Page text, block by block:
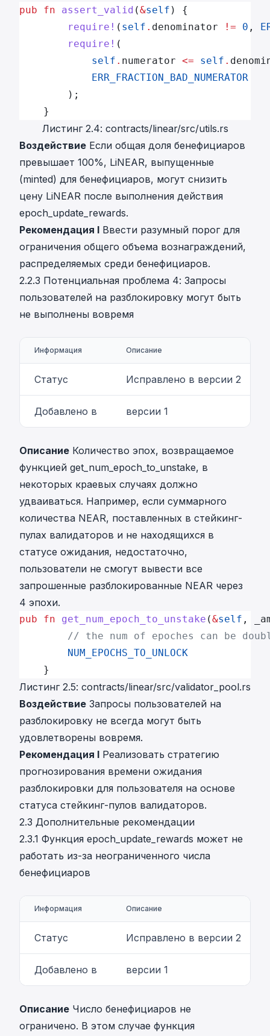
pub fn assert_valid (&self ) {
		require!
( self . denominator != 0 ,
		require!
(
			self
. numerator <= self .
			ERR_FRACTION_BAD_NUMERATOR
		);
	}
Листинг 2.4: contracts/linear/src/utils.rs
Воздействие Если общая доля бенефициаров
превышает 100%, LiNEAR, выпущенные
(minted) для бенефициаров, могут снизить
цену LiNEAR после выполнения действия
epoch_update_rewards.
Рекомендация I Ввести разумный порог для
ограничения общего объема вознаграждений,
распределяемых среди бенефициаров.
2.2.3 Потенциальная проблема 4: Запросы
пользователей на разблокировку могут быть
не выполнены вовремя
Информация Описание
Статус Исправлено в версии 2
Добавлено в версии 1
Описание Количество эпох, возвращаемое
функцией get_num_epoch_to_unstake, в
некоторых краевых случаях должно
удваиваться. Например, если суммарного
количества NEAR, поставленных в стейкинг-
пулах валидаторов и не находящихся в
статусе ожидания, недостаточно,
пользователи не смогут вывести все
запрошенные разблокированные NEAR через
4 эпохи.
pub fn get_num_epoch_to_unstake (&self ,
// the num of epoches can be
		NUM_EPOCHS_TO_UNLOCK
	}
Листинг 2.5: contracts/linear/src/validator_pool.rs
Воздействие Запросы пользователей на
разблокировку не всегда могут быть
удовлетворены вовремя.
Рекомендация I Реализовать стратегию
прогнозирования времени ожидания
разблокировки для пользователя на основе
статуса стейкинг-пулов валидаторов.
2.3 Дополнительные рекомендации
2.3.1 Функция epoch_update_rewards может не
работать из-за неограниченного числа
бенефициаров
Информация Описание
Статус Исправлено в версии 2
Добавлено в версии 1
Описание Число бенефициаров не
ограничено. В этом случае функция